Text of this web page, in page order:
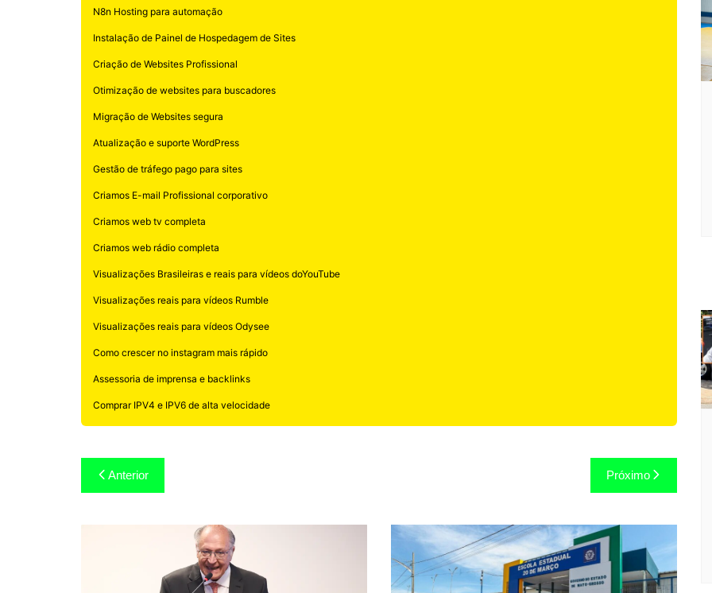
N8n Hosting para automação
Instalação de Painel de Hospedagem de Sites
Criação de Websites Profissional
Otimização de websites para buscadores
Migração de Websites segura
Atualização e suporte WordPress
Gestão de tráfego pago para sites
Criamos E-mail Profissional corporativo
Criamos web tv completa
Criamos web rádio completa
Visualizações Brasileiras e reais para vídeos doYouTube
Visualizações reais para vídeos Rumble
Visualizações reais para vídeos Odysee
Como crescer no instagram mais rápido
Assessoria de imprensa e backlinks
Comprar IPV4 e IPV6 de alta velocidade
Navegação
Anterior Próximo